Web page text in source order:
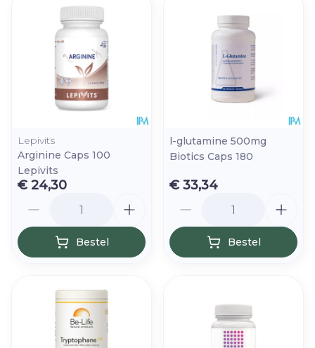
Lepivits
Arginine Caps 100
Lepivits
€ 24,30
Bestel
l-glutamine 500mg
Biotics Caps 180
€ 33,34
Bestel